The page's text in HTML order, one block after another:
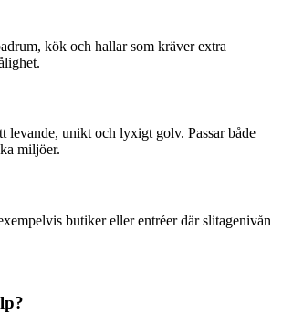
kök och hallar som kräver extra
levande, unikt och lyxigt golv. Passar både
miljöer.
butiker eller entréer där slitagenivån